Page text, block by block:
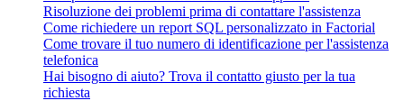
Risoluzione dei problemi prima di contattare l'assistenza
Come richiedere un report SQL personalizzato in Factorial
Come trovare il tuo numero di identificazione per l'assistenza
telefonica
Hai bisogno di aiuto? Trova il contatto giusto per la tua
richiesta